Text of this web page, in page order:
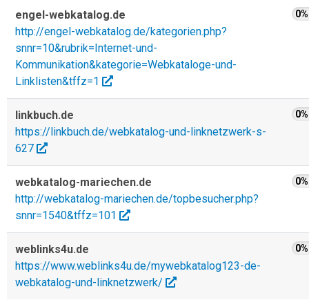
engel-webkatalog.de
http://engel-webkatalog.de/kategorien.php?
snnr=10&rubrik=Internet-und-
Kommunikation&kategorie=Webkataloge-und-
Linklisten&tffz=1
0%
linkbuch.de
https://linkbuch.de/webkatalog-und-linknetzwerk-s-
627
0%
webkatalog-mariechen.de
http://webkatalog-mariechen.de/topbesucher.php?
snnr=1540&tffz=101
0%
weblinks4u.de
https://www.weblinks4u.de/mywebkatalog123-de-
webkatalog-und-linknetzwerk/
0%